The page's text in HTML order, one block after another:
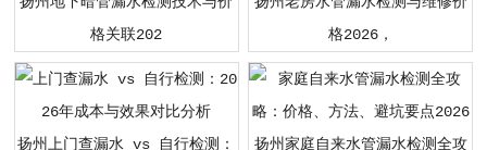
格关联202
格2026，
扬州上门查漏水 vs 自行检测：
扬州家庭自来水管漏水检测全攻